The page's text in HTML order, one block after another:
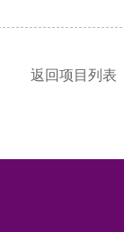
返回项目列表